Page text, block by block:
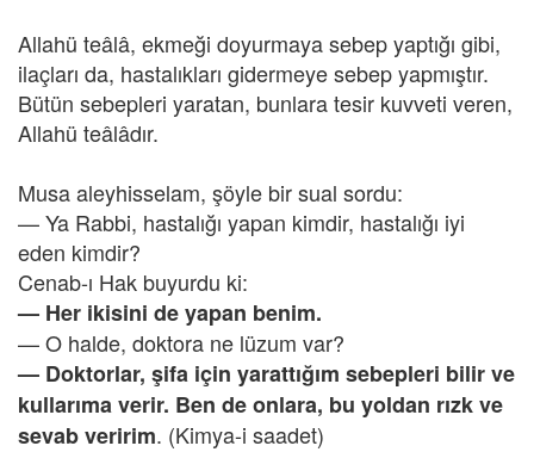
Allahü teâlâ, ekmeği doyurmaya sebep yaptığı gibi,
ilaçları da, hastalıkları gidermeye sebep yapmıştır.
Bütün sebepleri yaratan, bunlara tesir kuvveti veren,
Allahü teâlâdır.
Musa aleyhisselam, şöyle bir sual sordu:
— Ya Rabbi, hastalığı yapan kimdir, hastalığı iyi
eden kimdir?
Cenab-ı Hak buyurdu ki:
— Her ikisini de yapan benim.
— O halde, doktora ne lüzum var?
— Doktorlar, şifa için yarattığım sebepleri bilir ve
kullarıma verir. Ben de onlara, bu yoldan rızk ve
sevab veririm. (Kimya-i saadet)